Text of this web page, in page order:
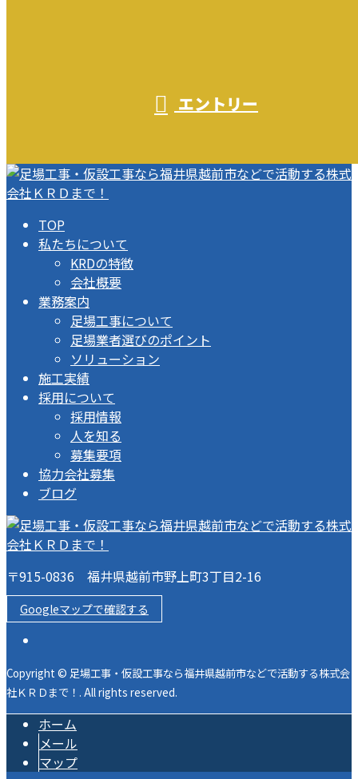
エントリー
TOP
私たちについて
KRDの特徴
会社概要
業務案内
足場工事について
足場業者選びのポイント
ソリューション
施工実績
採用について
採用情報
人を知る
募集要項
協力会社募集
ブログ
〒915-0836 福井県越前市野上町3丁目2-16
Googleマップで確認する
Copyright © 足場工事・仮設工事なら福井県越前市などで活動する株式会
社ＫＲＤまで！. All rights reserved.
ホーム
メール
マップ